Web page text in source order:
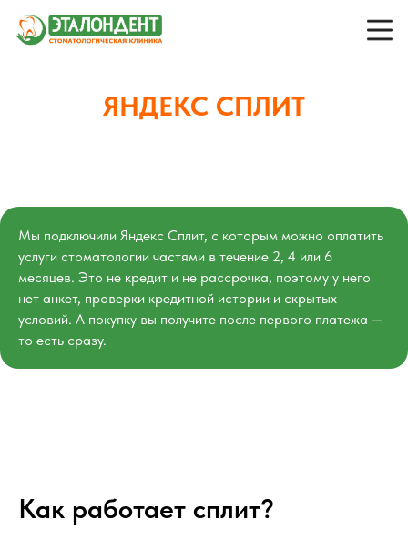
ЯНДЕКС СПЛИТ
Мы подключили Яндекс Сплит, с которым можно оплатить
услуги стоматологии частями в течение 2, 4 или 6
месяцев. Это не кредит и не рассрочка, поэтому у него
нет анкет, проверки кредитной истории и скрытых
условий. А покупку вы получите после первого платежа —
то есть сразу.
Как работает сплит?